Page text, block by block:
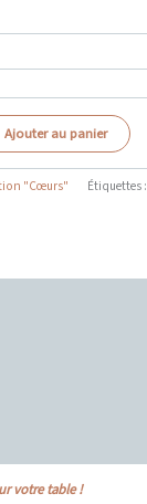
Ajouter au panier
"Cœurs" Étiquettes :
votre table !